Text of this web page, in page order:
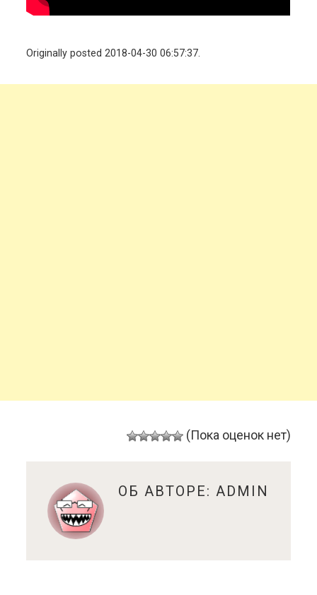
Originally posted 2018-04-30 06:57:37.
(Пока оценок нет)
ОБ АВТОРЕ: ADMIN